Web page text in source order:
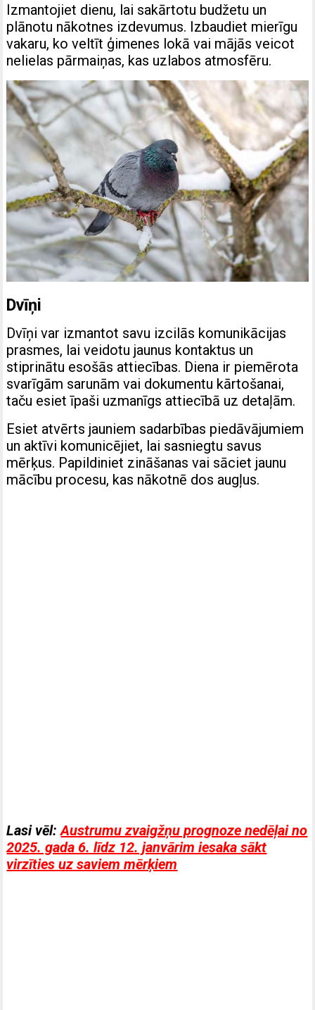
Izmantojiet dienu, lai sakārtotu budžetu un
plānotu nākotnes izdevumus. Izbaudiet mierīgu
vakaru, ko veltīt ģimenes lokā vai mājās veicot
nelielas pārmaiņas, kas uzlabos atmosfēru.
Dvīņi
Dvīņi var izmantot savu izcilās komunikācijas
prasmes, lai veidotu jaunus kontaktus un
stiprinātu esošās attiecības. Diena ir piemērota
svarīgām sarunām vai dokumentu kārtošanai,
taču esiet īpaši uzmanīgs attiecībā uz detaļām.
Esiet atvērts jauniem sadarbības piedāvājumiem
un aktīvi komunicējiet, lai sasniegtu savus
mērķus. Papildiniet zināšanas vai sāciet jaunu
mācību procesu, kas nākotnē dos augļus.
Lasi vēl:Austrumu zvaigžņu prognoze nedēļai no
2025. gada 6. līdz 12. janvārim iesaka sākt
virzīties uz saviem mērķiem